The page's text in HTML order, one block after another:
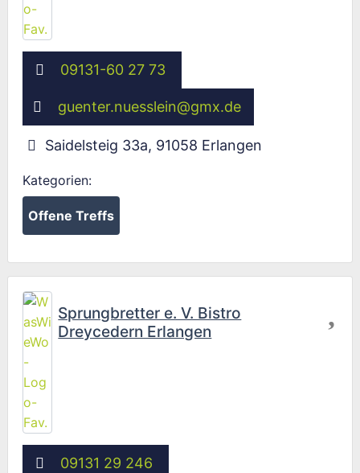
09131-60 27 73
guenter.nuesslein@gmx.de
Saidelsteig 33a, 91058 Erlangen
Kategorien:
Offene Treffs
Sprungbretter e. V. Bistro
Dreycedern Erlangen
09131 29 246